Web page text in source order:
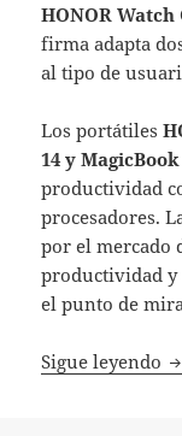
HONOR Watch
firma adapta
al tipo de
Los portátiles
14 y MagicBook
productividad
procesadores.
por el mercado
productividad
el punto de
Sigue leyendo